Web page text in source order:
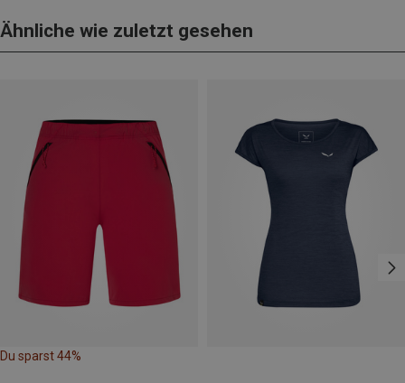
Ähnliche wie zuletzt gesehen
Du sparst 44%